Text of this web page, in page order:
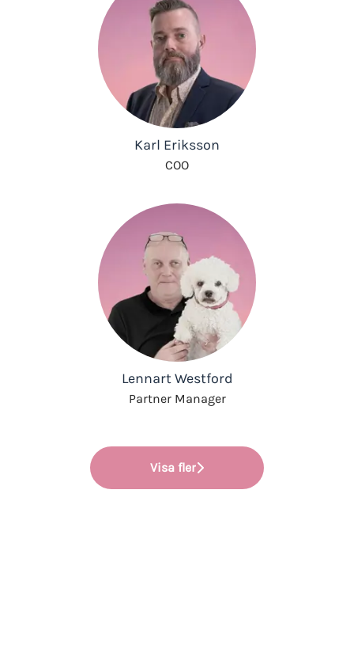
Karl Eriksson
COO
Lennart Westford
Partner Manager
Visa fler